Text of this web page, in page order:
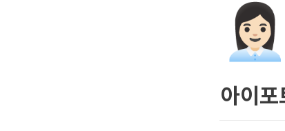
👩🏻‍💼
아이포